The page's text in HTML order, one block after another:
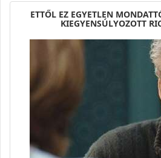
ETTŐL EZ EGYETLEN
KIEGYENSÚLYOZOTT